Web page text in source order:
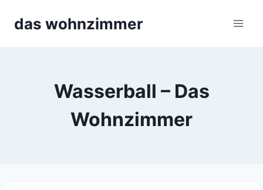
das wohnzimmer
Wasserball – Das
Wohnzimmer